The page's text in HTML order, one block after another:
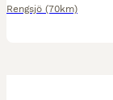
Rengsjö (70km)